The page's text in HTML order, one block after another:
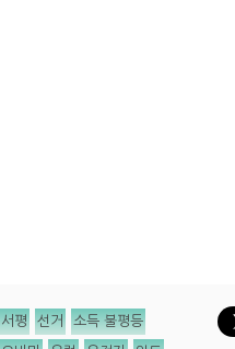
서평 선거 소득 불평등